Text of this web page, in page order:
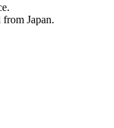
Japan.